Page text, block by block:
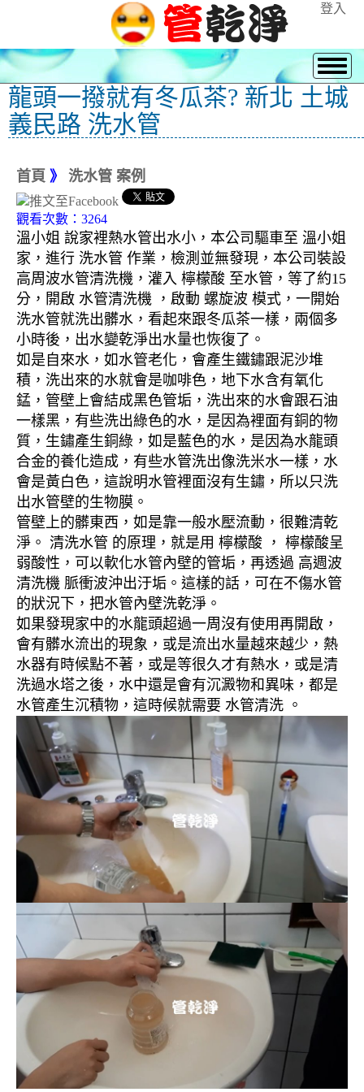
登入
龍頭一撥就有冬瓜茶? 新北 土城
義民路 洗水管
首頁 》 洗水管 案例
觀看次數：3264
溫小姐 說家裡熱水管出水小，本公司驅車至 溫小姐
家，進行 洗水管 作業，檢測並無發現，本公司裝設
高周波水管清洗機，灌入 檸檬酸 至水管，等了約15
分，開啟 水管清洗機 ，啟動 螺旋波 模式，一開始
洗水管就洗出髒水，看起來跟冬瓜茶一樣，兩個多
小時後，出水變乾淨出水量也恢復了。
如是自來水，如水管老化，會產生鐵鏽跟泥沙堆
積，洗出來的水就會是咖啡色，地下水含有氧化
錳，管壁上會結成黑色管垢，洗出來的水會跟石油
一樣黑，有些洗出綠色的水，是因為裡面有銅的物
質，生鏽產生銅綠，如是藍色的水，是因為水龍頭
合金的養化造成，有些水管洗出像洗米水一樣，水
會是黃白色，這說明水管裡面沒有生鏽，所以只洗
出水管壁的生物膜。
管壁上的髒東西，如是靠一般水壓流動，很難清乾
淨。 清洗水管 的原理，就是用 檸檬酸 ， 檸檬酸呈
弱酸性，可以軟化水管內壁的管垢，再透過 高週波
清洗機 脈衝波沖出汙垢。這樣的話，可在不傷水管
的狀況下，把水管內壁洗乾淨。
如果發現家中的水龍頭超過一周沒有使用再開啟，
會有髒水流出的現象，或是流出水量越來越少，熱
水器有時候點不著，或是等很久才有熱水，或是清
洗過水塔之後，水中還是會有沉澱物和異味，都是
水管產生沉積物，這時候就需要 水管清洗 。